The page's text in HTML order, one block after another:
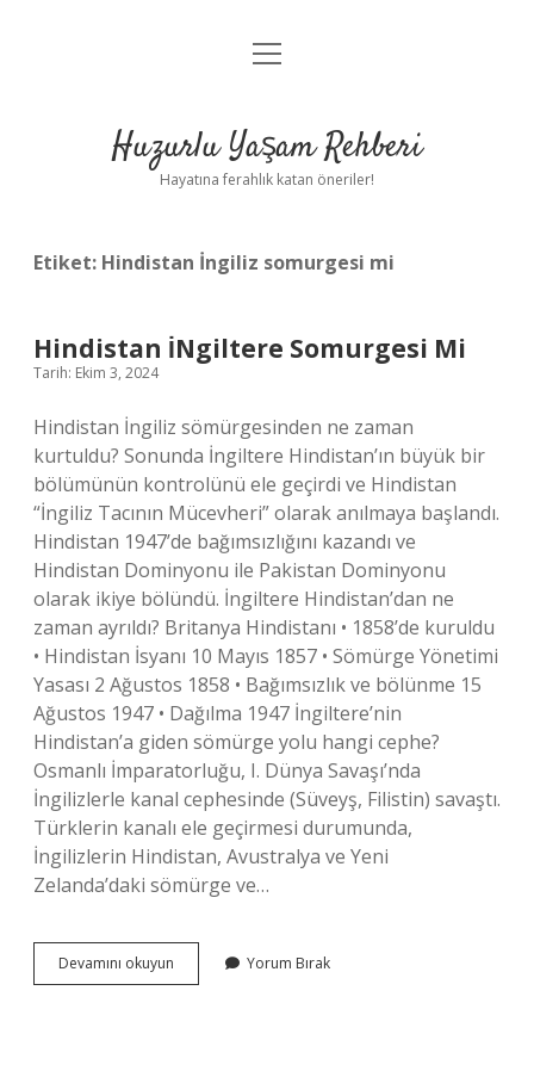
Anasayfa
Yasal Uyarı
menüyü
Huzurlu Yaşam Rehberi
Hayatına ferahlık katan öneriler!
Etiket: Hindistan İngiliz somurgesi mi
Hindistan İNgiltere Somurgesi Mi
Tarih: Ekim 3, 2024
Hindistan İngiliz sömürgesinden ne zaman
kurtuldu? Sonunda İngiltere Hindistan’ın büyük bir
bölümünün kontrolünü ele geçirdi ve Hindistan
“İngiliz Tacının Mücevheri” olarak anılmaya başlandı.
Hindistan 1947’de bağımsızlığını kazandı ve
Hindistan Dominyonu ile Pakistan Dominyonu
olarak ikiye bölündü. İngiltere Hindistan’dan ne
zaman ayrıldı? Britanya Hindistanı • 1858’de kuruldu
• Hindistan İsyanı 10 Mayıs 1857 • Sömürge Yönetimi
Yasası 2 Ağustos 1858 • Bağımsızlık ve bölünme 15
Ağustos 1947 • Dağılma 1947 İngiltere’nin
Hindistan’a giden sömürge yolu hangi cephe?
Osmanlı İmparatorluğu, I. Dünya Savaşı’nda
İngilizlerle kanal cephesinde (Süveyş, Filistin) savaştı.
Türklerin kanalı ele geçirmesi durumunda,
İngilizlerin Hindistan, Avustralya ve Yeni
Zelanda’daki sömürge ve…
Devamını okuyun Hindistan
İNgiltere
Yorum Bırak